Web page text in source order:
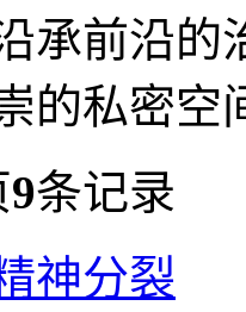
承前沿的
的私密空
9条记录
神分裂